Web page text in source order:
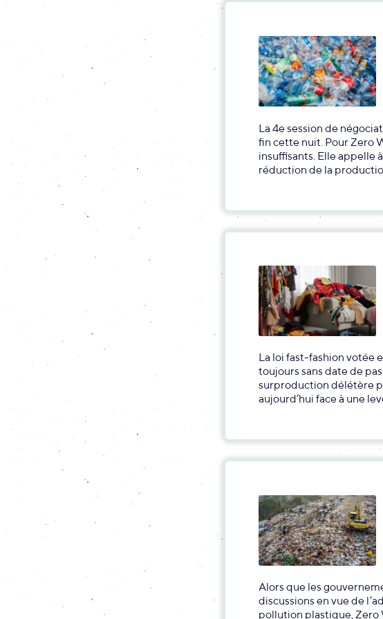
La 4e session de
fin cette nuit. Pour Zero
insuffisants. Elle appelle
réduction de la
La loi fast-fashion votée
toujours sans date de
surproduction délétère
aujourd’hui face à une
Alors que les
discussions en vue de
pollution plastique, Zero